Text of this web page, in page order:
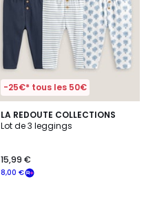
-25€* tous les 50€
LA REDOUTE COLLECTIONS
Lot de 3 leggings
8,00 €
15,99 €
4,7
/ 5